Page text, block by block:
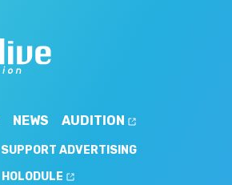
NEWS AUDITION
SUPPORT ADVERTISING
HOLODULE